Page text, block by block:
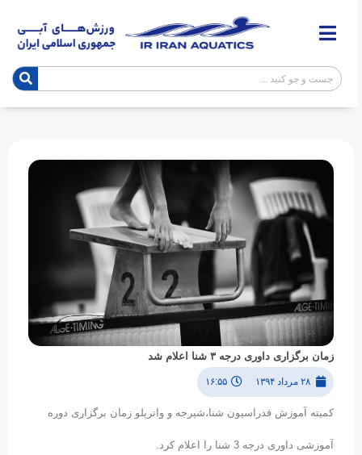
زمان برگزاری داوری درجه ۳ شنا اعلام شد
۲۸ مرداد ۱۳۹۴ ۱۶:۵۵
کمیته آموزش فدراسیون شنا،شیرجه و واترپلو زمان برگزاری دوره
آموزشی داوری درجه 3 شنا را اعلام کرد.